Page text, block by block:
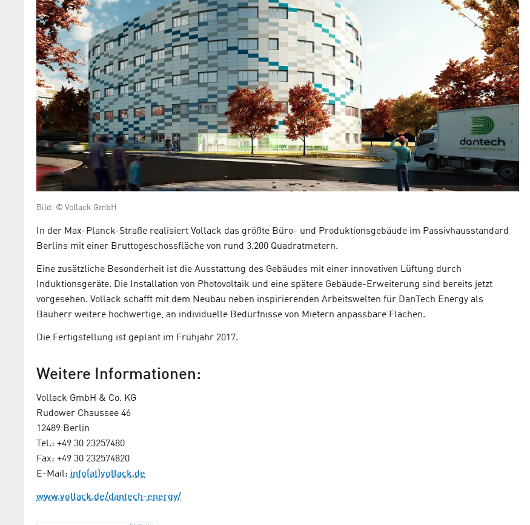
Bild: © Vollack GmbH
In der Max-Planck-Straße realisiert Vollack das größte Büro- und Produktionsgebäude im Passivhausstandard
Berlins mit einer Bruttogeschossfläche von rund 3.200 Quadratmetern.
Eine zusätzliche Besonderheit ist die Ausstattung des Gebäudes mit einer innovativen Lüftung durch
Induktionsgeräte. Die Installation von Photovoltaik und eine spätere Gebäude-Erweiterung sind bereits jetzt
vorgesehen. Vollack schafft mit dem Neubau neben inspirierenden Arbeitswelten für DanTech Energy als
Bauherr weitere hochwertige, an individuelle Bedürfnisse von Mietern anpassbare Flächen.
Die Fertigstellung ist geplant im Frühjahr 2017.
Weitere Informationen:
Vollack GmbH & Co. KG
Rudower Chaussee 46
12489 Berlin
Tel.: +49 30 23257480
Fax: +49 30 232574820
E-Mail: info(at)vollack.de
www.vollack.de/dantech-energy/